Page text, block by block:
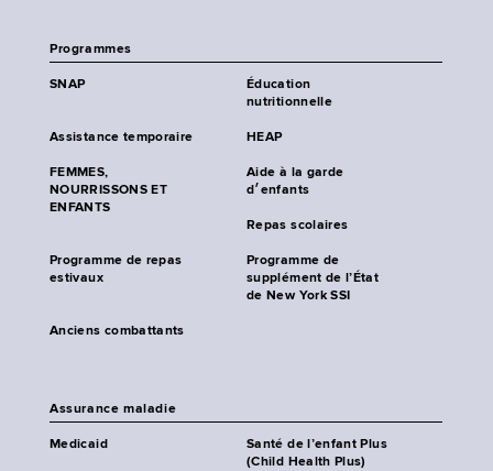
Programmes
SNAP
Éducation
nutritionnelle
Assistance temporaire HEAP
FEMMES,
NOURRISSONS ET
ENFANTS
Aide à la garde
d׳enfants
Repas scolaires
Programme de repas
estivaux
Programme de
supplément de l’État
de New York SSI
Anciens combattants
Assurance maladie
Medicaid
Santé de l’enfant Plus
(Child Health Plus)